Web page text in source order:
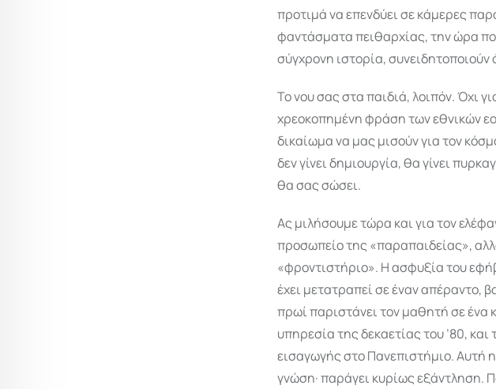
προτιμά να επενδύει σε κάμερες
φαντάσματα πειθαρχίας, την ώρα
σύγχρονη ιστορία, συνειδητοποιούν
Το νου σας στα παιδιά, λοιπόν. Όχι
χρεοκοπημένη φράση των εθνικών
δικαίωμα να μας μισούν για τον
δεν γίνει δημιουργία, θα γίνει
θα σας σώσει.
Ας μιλήσουμε τώρα και για τον
προσωπείο της «παραπαιδείας»,
«φροντιστήριο». Η ασφυξία του
έχει μετατραπεί σε έναν απέραντο,
πρωί παριστάνει τον μαθητή σε ένα
υπηρεσία της δεκαετίας του ’80,
εισαγωγής στο Πανεπιστήμιο. Αυτή
γνώση· παράγει κυρίως εξάντληση.